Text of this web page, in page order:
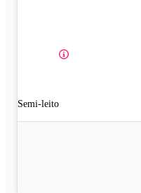
Semi-leito